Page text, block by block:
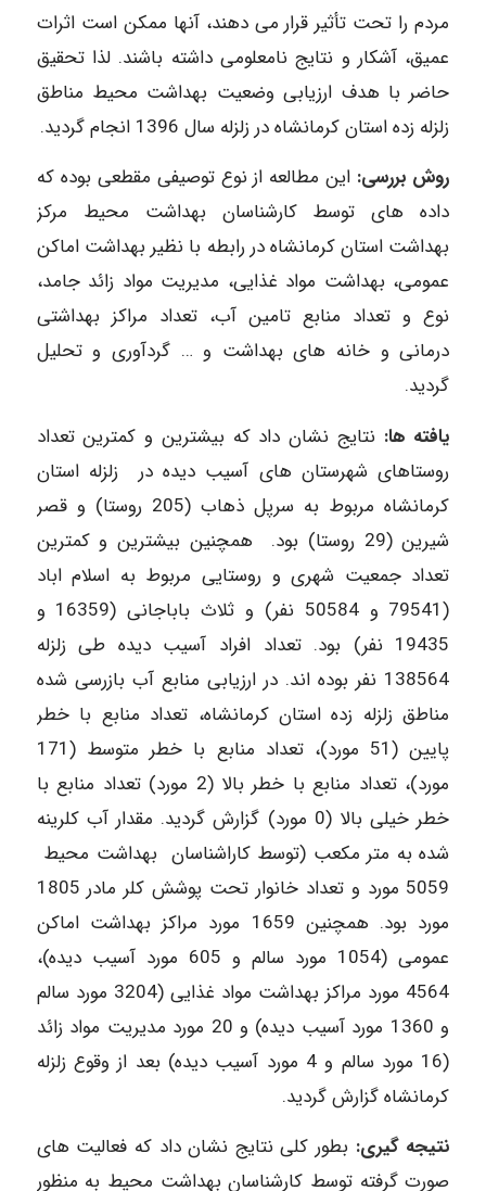
مردم را تحت تأثیر قرار می دهند، آنها ممکن است اثرات
عمیق، آشکار و نتایج نامعلومی داشته باشند. لذا تحقیق
حاضر با هدف ارزیابی وضعیت بهداشت محیط مناطق
زلزله زده استان کرمانشاه در زلزله سال 1396 انجام گردید.
روش بررسی: این مطالعه از نوع توصیفی مقطعی بوده که
داده های توسط کارشناسان بهداشت محیط مرکز
بهداشت استان کرمانشاه در رابطه با نظیر بهداشت اماکن
عمومی، بهداشت مواد غذایی، مدیریت مواد زائد جامد،
نوع و تعداد منابع تامین آب، تعداد مراکز بهداشتی
درمانی و خانه های بهداشت و … گردآوری و تحلیل
گردید.
یافته ها: نتایج نشان داد که بیشترین و کمترین تعداد
روستاهای شهرستان های آسیب دیده در زلزله استان
کرمانشاه مربوط به سرپل ذهاب (205 روستا) و قصر
شیرین (29 روستا) بود. همچنین بیشترین و کمترین
تعداد جمعیت شهری و روستایی مربوط به اسلام اباد
(79541 و 50584 نفر) و ثلاث باباجانی (16359 و
19435 نفر) بود. تعداد افراد آسیب دیده طی زلزله
138564 نفر بوده اند. در ارزیابی منابع آب بازرسی شده
مناطق زلزله زده استان کرمانشاه، تعداد منابع با خطر
پایین (51 مورد)، تعداد منابع با خطر متوسط (171
مورد)، تعداد منابع با خطر بالا (2 مورد) تعداد منابع با
خطر خیلی بالا (0 مورد) گزارش گردید. مقدار آب کلرینه
شده به متر مکعب (توسط کاراشناسان بهداشت محیط
5059 مورد و تعداد خانوار تحت پوشش کلر مادر 1805
مورد بود. همچنین 1659 مورد مراکز بهداشت اماکن
عمومی (1054 مورد سالم و 605 مورد آسیب دیده)،
4564 مورد مراکز بهداشت مواد غذایی (3204 مورد سالم
و 1360 مورد آسیب دیده) و 20 مورد مدیریت مواد زائد
(16 مورد سالم و 4 مورد آسیب دیده) بعد از وقوع زلزله
کرمانشاه گزارش گردید.
نتیجه گیری: بطور کلی نتایج نشان داد که فعالیت های
صورت گرفته توسط کارشناسان بهداشت محیط به منظور